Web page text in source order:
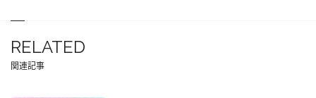
RELATED
関連記事